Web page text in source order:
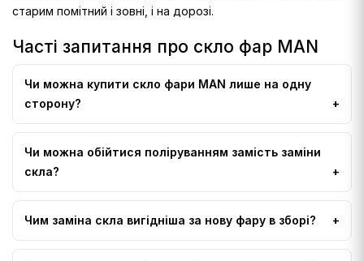
старим помітний і зовні, і на дорозі.
Часті запитання про скло фар MAN
Чи можна купити скло фари MAN лише на одну
сторону?
Чи можна обійтися поліруванням замість заміни
скла?
Чим заміна скла вигідніша за нову фару в зборі?